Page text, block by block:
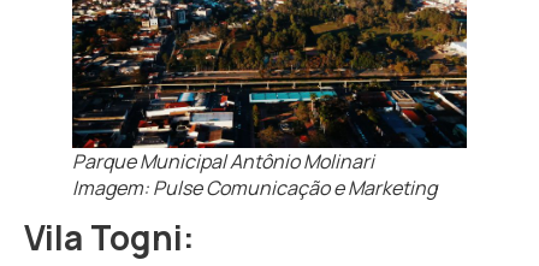
Parque Municipal Antônio Molinari
Imagem: Pulse Comunicação e Marketing
Vila Togni: